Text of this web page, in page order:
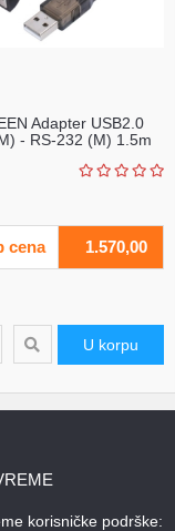
Adapter USB2.0
- RS-232 (M) 1.5m
cena 1.570,00
U korpu
korisničke podrške: